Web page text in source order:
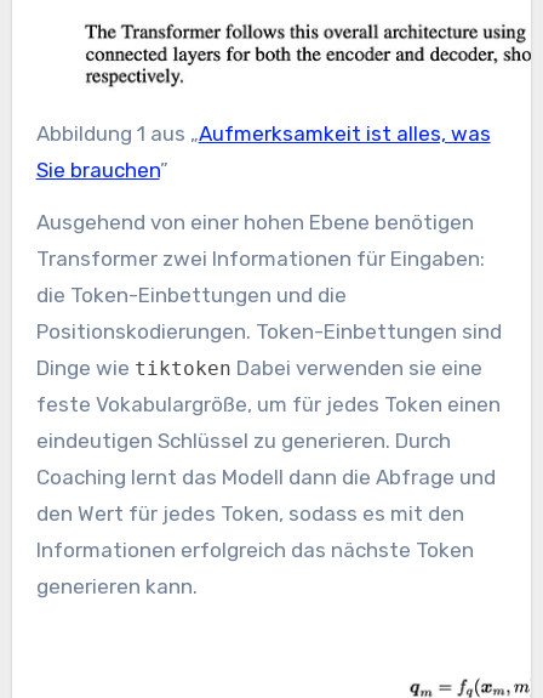
Abbildung 1 aus „Aufmerksamkeit ist alles, was
Sie brauchen”
Ausgehend von einer hohen Ebene benötigen
Transformer zwei Informationen für Eingaben:
die Token-Einbettungen und die
Positionskodierungen. Token-Einbettungen sind
Dinge wie tiktoken Dabei verwenden sie eine
feste Vokabulargröße, um für jedes Token einen
eindeutigen Schlüssel zu generieren. Durch
Coaching lernt das Modell dann die Abfrage und
den Wert für jedes Token, sodass es mit den
Informationen erfolgreich das nächste Token
generieren kann.